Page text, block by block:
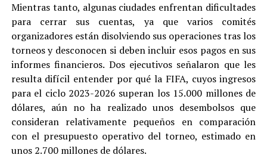
Mientras tanto, algunas ciudades enfrentan dificultades
para cerrar sus cuentas, ya que varios comités
organizadores están disolviendo sus operaciones tras los
torneos y desconocen si deben incluir esos pagos en sus
informes financieros. Dos ejecutivos señalaron que les
resulta difícil entender por qué la FIFA, cuyos ingresos
para el ciclo 2023-2026 superan los 15.000 millones de
dólares, aún no ha realizado unos desembolsos que
consideran relativamente pequeños en comparación
con el presupuesto operativo del torneo, estimado en
unos 2.700 millones de dólares.